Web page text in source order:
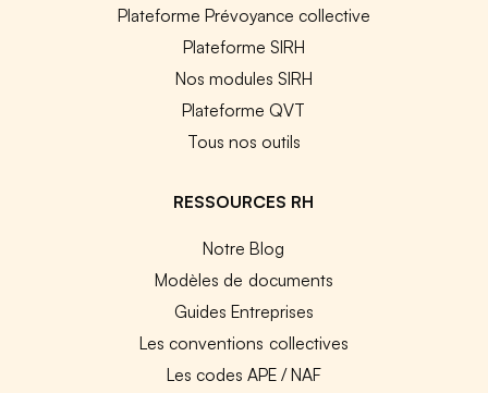
Plateforme Prévoyance collective
Plateforme SIRH
Nos modules SIRH
Plateforme QVT
Tous nos outils
RESSOURCES RH
Notre Blog
Modèles de documents
Guides Entreprises
Les conventions collectives
Les codes APE / NAF